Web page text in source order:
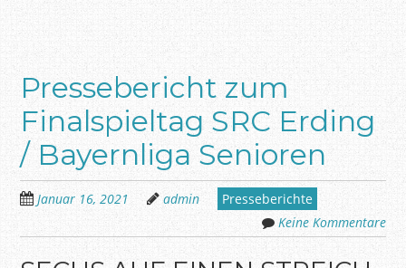
Pressebericht zum
Finalspieltag SRC Erding
/ Bayernliga Senioren
Januar 16, 2021 admin
Presseberichte
Keine Kommentare